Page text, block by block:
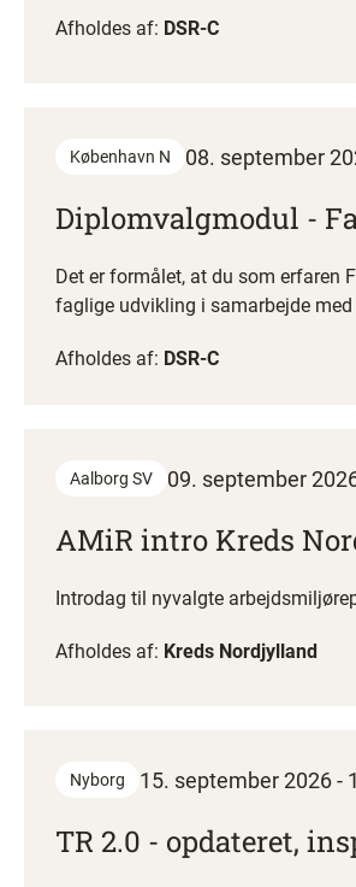
Afholdes af: DSR-C
København N 08. september
Diplomvalgmodul -
Det er formålet, at du som erfaren
faglige udvikling i samarbejde med
Afholdes af: DSR-C
Aalborg SV 09. september
AMiR intro Kreds
Introdag til nyvalgte
Afholdes af: Kreds Nordjylland
Nyborg 15. september 2026 -
TR 2.0 - opdateret,